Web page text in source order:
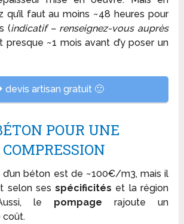
qu’il faut au moins ~48 heures pour
(indicatif – renseignez-vous auprès
presque ~1 mois avant d’y poser un
devis artisan gratuit 🙂
POUR UNE
béton est de ~100€/m3, mais il
selon sesspécificités et la région
Aussi, le pompage rajoute un
coût.